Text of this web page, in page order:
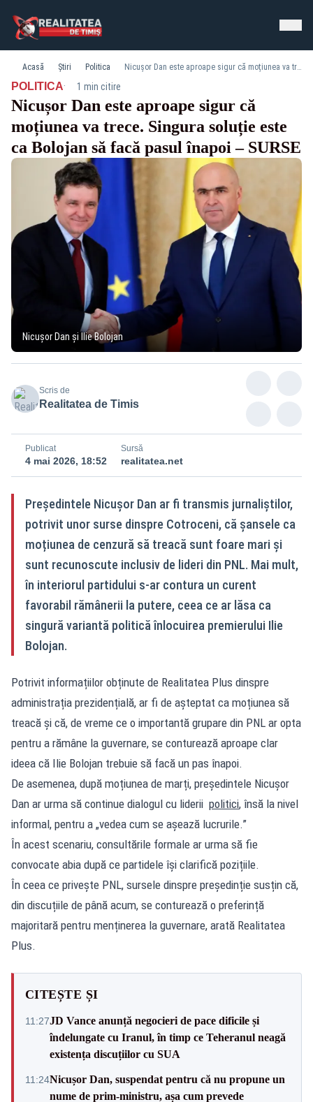
Acasă Știri Politica Nicușor Dan este aproape sigur că moțiunea va trece. Singura soluție este ca Bolojan să facă pasul înapoi – SURSE
POLITICA· 1 min citire
Nicușor Dan este aproape sigur că
moțiunea va trece. Singura soluție este
ca Bolojan să facă pasul înapoi – SURSE
Nicușor Dan și Ilie Bolojan
Scris de
Realitatea de Timis
Publicat
4 mai 2026, 18:52
Sursă
realitatea.net
Președintele Nicușor Dan ar fi transmis jurnaliștilor,
potrivit unor surse dinspre Cotroceni, că șansele ca
moțiunea de cenzură să treacă sunt foare mari și
sunt recunoscute inclusiv de lideri din PNL. Mai mult,
în interiorul partidului s-ar contura un curent
favorabil rămânerii la putere, ceea ce ar lăsa ca
singură variantă politică înlocuirea premierului Ilie
Bolojan.
Potrivit informațiilor obținute de Realitatea Plus dinspre
administrația prezidențială, ar fi de așteptat ca moțiunea să
treacă și că, de vreme ce o importantă grupare din PNL ar opta
pentru a rămâne la guvernare, se conturează aproape clar
ideea că Ilie Bolojan trebuie să facă un pas înapoi.
De asemenea, după moțiunea de marți, președintele Nicușor
Dan ar urma să continue dialogul cu liderii politici, însă la nivel
informal, pentru a „vedea cum se așează lucrurile.”
În acest scenariu, consultările formale ar urma să fie
convocate abia după ce partidele își clarifică pozițiile.
În ceea ce privește PNL, sursele dinspre președinție susțin că,
din discuțiile de până acum, se conturează o preferință
majoritară pentru menținerea la guvernare, arată Realitatea
Plus.
CITEȘTE ȘI
11:27JD Vance anunță negocieri de pace dificile și
îndelungate cu Iranul, în timp ce Teheranul neagă
existența discuțiilor cu SUA
11:24Nicușor Dan, suspendat pentru că nu propune un
nume de prim-ministru, așa cum prevede